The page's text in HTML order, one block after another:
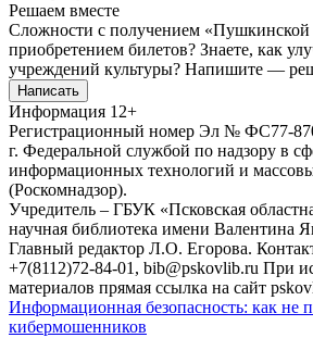
Решаем вместе
Сложности с получением «Пушкинской
приобретением билетов? Знаете, как
учреждений культуры? Напишите —
Написать
Информация 12+
Регистрационный номер Эл № ФС77-
г. Федеральной службой по надзору в
информационных технологий и
(Роскомнадзор).
Учредитель – ГБУК «Псковская
научная библиотека имени Валентина
Главный редактор Л.О. Егорова.
+7(8112)72-84-01, bib@pskovlib.ru При
материалов прямая ссылка на сайт
Информационная безопасность: как не
кибермошенников